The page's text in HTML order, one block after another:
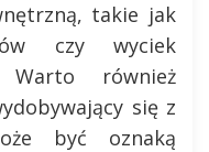
takie jak
czy wyciek
Warto również
się z
być oznaką